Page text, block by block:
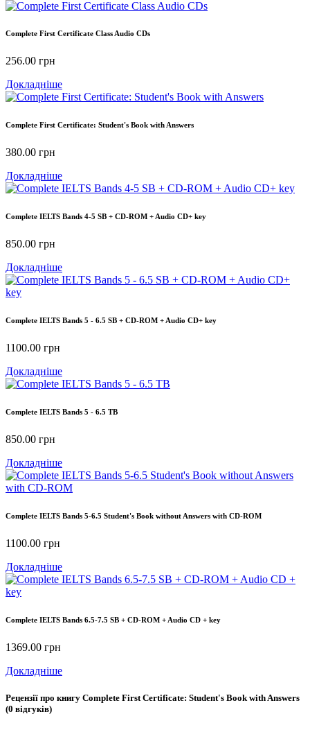
Complete First Certificate Class Audio CDs
256.00 грн
Докладніше
Complete First Certificate: Student's Book with Answers
380.00 грн
Докладніше
Complete IELTS Bands 4-5 SB + CD-ROM + Audio CD+ key
850.00 грн
Докладніше
Complete IELTS Bands 5 - 6.5 SB + CD-ROM + Audio CD+ key
1100.00 грн
Докладніше
Complete IELTS Bands 5 - 6.5 TB
850.00 грн
Докладніше
Complete IELTS Bands 5-6.5 Student's Book without Answers with CD-ROM
1100.00 грн
Докладніше
Complete IELTS Bands 6.5-7.5 SB + CD-ROM + Audio CD + key
1369.00 грн
Докладніше
Рецензії про книгу Complete First Certificate: Student's Book with Answers
(0 відгуків)